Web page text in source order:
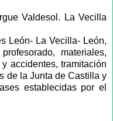
Valdesol. La Vecilla
León- La Vecilla- León,
materiales,
accidentes, tramitación
de la Junta de Castilla y
establecidas por el